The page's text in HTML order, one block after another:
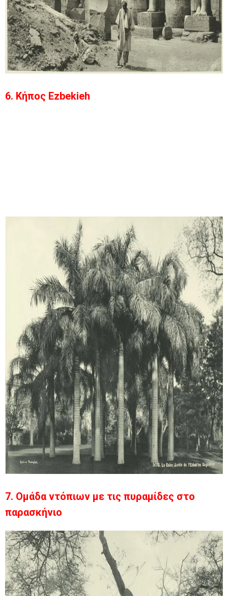
6. Κήπος Ezbekieh
7. Ομάδα ντόπιων με τις πυραμίδες στο
παρασκήνιο​